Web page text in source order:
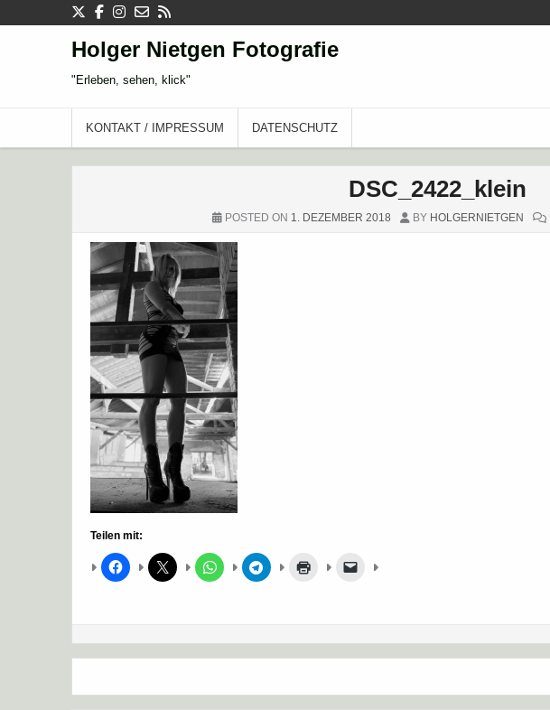
to
Holger Nietgen Fotografie
"Erleben, sehen, klick"
KONTAKT / IMPRESSUM DATENSCHUTZ
DSC_2422_klein
POSTED ON 1. DEZEMBER 2018 BY HOLGERNIETGEN
Teilen mit: